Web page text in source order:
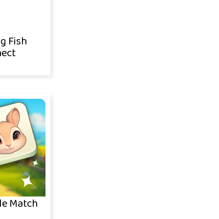
Match
Fish